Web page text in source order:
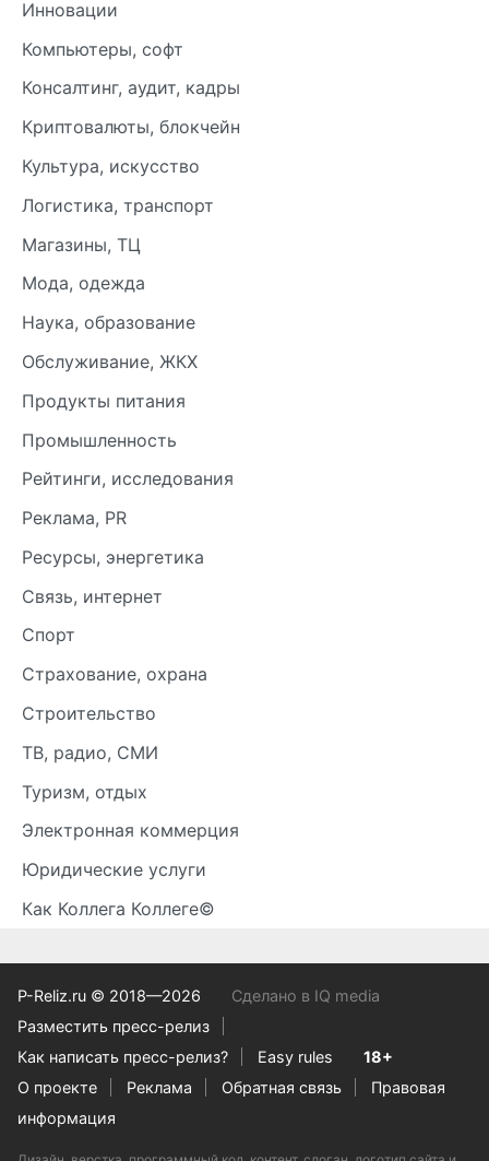
Инновации
Компьютеры, софт
Консалтинг, аудит, кадры
Криптовалюты, блокчейн
Культура, искусство
Логистика, транспорт
Магазины, ТЦ
Мода, одежда
Наука, образование
Обслуживание, ЖКХ
Продукты питания
Промышленность
Рейтинги, исследования
Реклама, PR
Ресурсы, энергетика
Связь, интернет
Спорт
Страхование, охрана
Строительство
ТВ, радио, СМИ
Туризм, отдых
Электронная коммерция
Юридические услуги
Как Коллега Коллеге©
P-Reliz.ru © 2018—2026
Сделано в IQ media
Разместить пресс-релиз
Как написать пресс-релиз?
Easy rules
18+
О проекте
Реклама Обратная связь
Правовая
информация